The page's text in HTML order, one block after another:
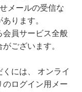
メールの受信な
ります。
会員サービス全般
ございます。
には、 オンライ
のログイン用メー